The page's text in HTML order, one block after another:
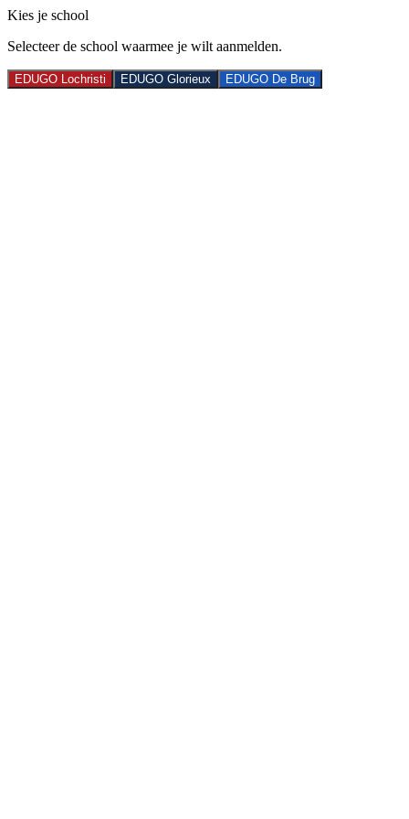
Kies je school
Selecteer de school waarmee je wilt aanmelden.
EDUGO Lochristi EDUGO Glorieux EDUGO De Brug